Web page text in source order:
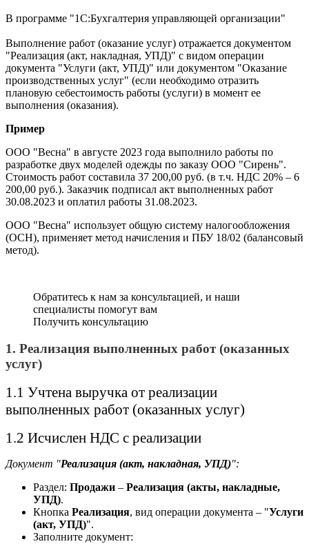
В программе "1С:Бухгалтерия управляющей организации"
Выполнение работ (оказание услуг) отражается документом
"Реализация (акт, накладная, УПД)" с видом операции
документа "Услуги (акт, УПД)" или документом "Оказание
производственных услуг" (если необходимо отразить
плановую себестоимость работы (услуги) в момент ее
выполнения (оказания).
Пример
ООО "Весна" в августе 2023 года выполнило работы по
разработке двух моделей одежды по заказу ООО "Сирень".
Стоимость работ составила 37 200,00 руб. (в т.ч. НДС 20% – 6
200,00 руб.). Заказчик подписал акт выполненных работ
30.08.2023 и оплатил работы 31.08.2023.
ООО "Весна" использует общую систему налогообложения
(ОСН), применяет метод начисления и ПБУ 18/02 (балансовый
метод).
Обратитесь к нам за консультацией, и наши
специалисты помогут вам
Получить консультацию
1. Реализация выполненных работ (оказанных
услуг)
1.1 Учтена выручка от реализации
выполненных работ (оказанных услуг)
1.2 Исчислен НДС с реализации
Документ "Реализация (акт, накладная, УПД)":
Раздел: Продажи – Реализация (акты, накладные,
УПД).
Кнопка Реализация, вид операции документа – "Услуги
(акт, УПД)".
Заполните документ: